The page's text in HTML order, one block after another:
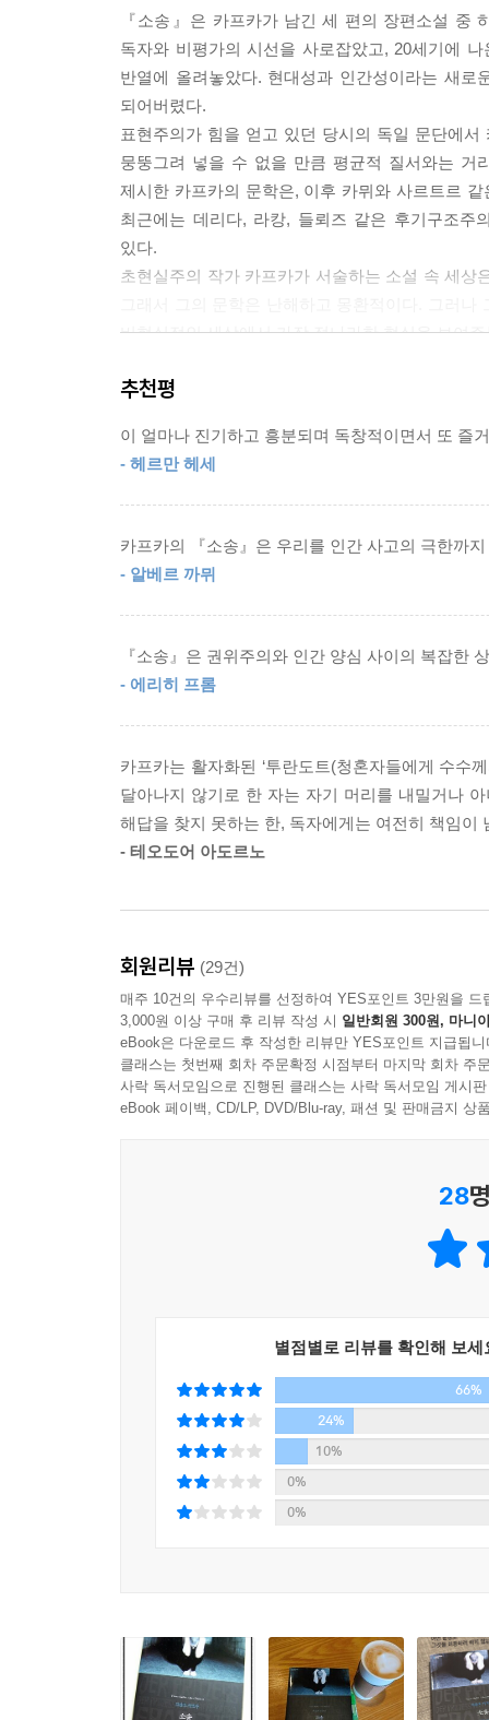
『소송』은 카프카가 남긴 세 편의 장편소설 중
독자와 비평가의 시선을 사로잡았고, 20세기에
반열에 올려놓았다. 현대성과 인간성이라는 새
되어버렸다.
표현주의가 힘을 얻고 있던 당시의 독일 문단에
뭉뚱그려 넣을 수 없을 만큼 평균적 질서와는 거
제시한 카프카의 문학은, 이후 카뮈와 사르트르
최근에는 데리다, 라캉, 들뢰즈 같은 후기구조주
있다.
초현실주의 작가 카프카가 서술하는 소설 속 세
비현실적인 세상에서 가장 적나라한 현실을 보여
“어느 날 아침에 그는 느닷없이 체포되었다.”
은행의 부장으로 있는 요제프 K는 자신의 서른번
알지 못하고, 그 누구도 알려주지 않는 어떤 죄로
그가 정해진 종말과의 헛된 싸움을 벌여나가는
변호사는 의뢰인을 노예처럼 다룬다. 결국 그는 채
이런 그로테스크하고 초현실적인 형상들을 통
종교적 비유를 시도했거나, 그도 아니면 광기의
텍스트는 단 하나의 해석만을 허용하지 않는다.
않고, 독자의 시선은 제한된 곳만 볼 수 있다. ‘
비현실적인 세상에서 가장 적나라한 현실을 보여주
카프카는 『소송』에서, 세속적인 자아에 몰두
등장시켰다. 그는 사회의 규범에 훌륭하게 적응
좌절감의 형태로 소설 곳곳에 녹아들어 있기도 하
세상에서 개인이 겪는 무력감을 소설의 주제로
인한 것이 아니라, 여러 권위들에 의해 가치와
유죄’라는 사상, ‘유죄 판단의 기준과 법의 집행
무시할 수 없게 만든다.
추천평
이 얼마나 진기하고 흥분되며 독창적이면서 또 즐
- 헤르만 헤세
카프카의 『소송』은 우리를 인간 사고의 극한까
- 알베르 까뮈
『소송』은 권위주의와 인간 양심 사이의 복잡한
- 에리히 프롬
카프카는 활자화된 ‘투란도트(청혼자들에게 수수
달아나지 않기로 한 자는 자기 머리를 내밀거나
해답을 찾지 못하는 한, 독자에게는 여전히 책임이
- 테오도어 아도르노
회원리뷰 (29건)
매주 10건의 우수리뷰를 선정하여 YES포인트 3만원을 드
3,000원 이상 구매 후 리뷰 작성 시 일반회원 300원, 마니
eBook은 다운로드 후 작성한 리뷰만 YES포인트 지급됩니
클래스는 첫번째 회차 주문확정 시점부터 마지막 회차 주
사락 독서모임으로 진행된 클래스는 사락 독서모임 게시
eBook 페이백, CD/LP, DVD/Blu-ray, 패션 및 판매금지 상
28
별점별로 리뷰를 확인해 보세
66%
24%
10%
0%
0%